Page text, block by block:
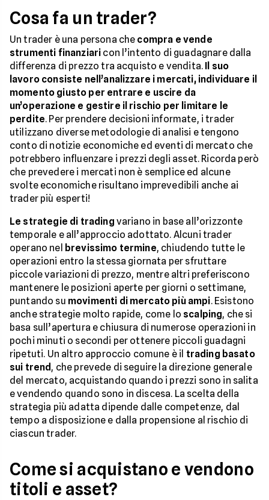
Cosa fa un trader?
Un trader è una persona che compra e vende
strumenti finanziari con l’intento di guadagnare dalla
differenza di prezzo tra acquisto e vendita. Il suo
lavoro consiste nell’analizzare i mercati, individuare il
momento giusto per entrare e uscire da
un’operazione e gestire il rischio per limitare le
perdite. Per prendere decisioni informate, i trader
utilizzano diverse metodologie di analisi e tengono
conto di notizie economiche ed eventi di mercato che
potrebbero influenzare i prezzi degli asset. Ricorda però
che prevedere i mercati non è semplice ed alcune
svolte economiche risultano imprevedibili anche ai
trader più esperti!
Le strategie di trading variano in base all’orizzonte
temporale e all’approccio adottato. Alcuni trader
operano nel brevissimo termine, chiudendo tutte le
operazioni entro la stessa giornata per sfruttare
piccole variazioni di prezzo, mentre altri preferiscono
mantenere le posizioni aperte per giorni o settimane,
puntando su movimenti di mercato più ampi. Esistono
anche strategie molto rapide, come lo scalping, che si
basa sull’apertura e chiusura di numerose operazioni in
pochi minuti o secondi per ottenere piccoli guadagni
ripetuti. Un altro approccio comune è il trading basato
sui trend , che prevede di seguire la direzione generale
del mercato, acquistando quando i prezzi sono in salita
e vendendo quando sono in discesa. La scelta della
strategia più adatta dipende dalle competenze, dal
tempo a disposizione e dalla propensione al rischio di
ciascun trader.
Come si acquistano e vendono
titoli e asset?